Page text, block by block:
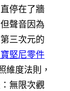
停在了牆
聲音因為
三次元的
堅尼零件
度法則，
無限次觀